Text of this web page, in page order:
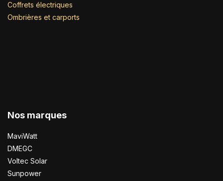
Coffrets électriques
Ombrières et carports
Nos marques
MaviWatt
DMEGC
Voltec Solar
Sunpower